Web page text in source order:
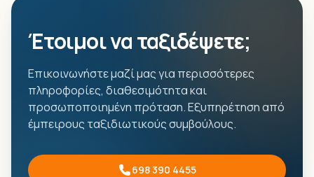
Έτοιμοι να ταξιδέψετε;
Επικοινωνήστε μαζί μας για περισσότερες
πληροφορίες, διαθεσιμότητα και
προσωποποιημένη πρόταση. Εξυπηρέτηση από
έμπειρους ταξιδιωτικούς συμβούλους.
698 390 4455